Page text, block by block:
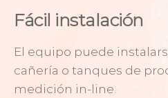
Fácil instalación
El equipo puede
cañería o tanques de
medición in-line.